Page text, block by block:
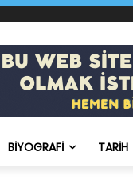
BIYOGRAFI TARIH